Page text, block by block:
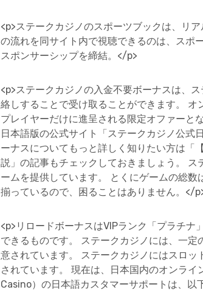
<p>ステークカジノのスポーツブックは、リ
の流れを同サイト内で視聴できるのは、スポ
スポンサーシップを締結。</p>
<p>ステークカジノの入金不要ボーナスは、
絡しすることで受け取ることができます。
プレイヤーだけに進呈される限定オファーと
日本語版の公式サイト「ステークカジノ公式
ーナスについてもっと詳しく知りたい方は「
説」の記事もチェックしておきましょう。
ームを提供しています。 とくにゲームの総
揃っているので、困ることはありません。</
<p>リロードボーナスはVIPランク「プラチ
できるものです。 ステークカジノには、一
意されています。 ステークカジノにはスロ
されています。 現在は、日本国内のオンラ
Casino）の日本語カスタマーサポートは、